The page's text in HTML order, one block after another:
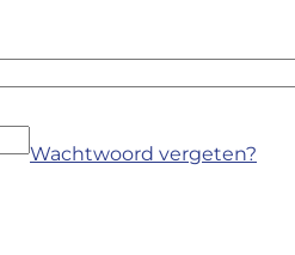
Wachtwoord vergeten?